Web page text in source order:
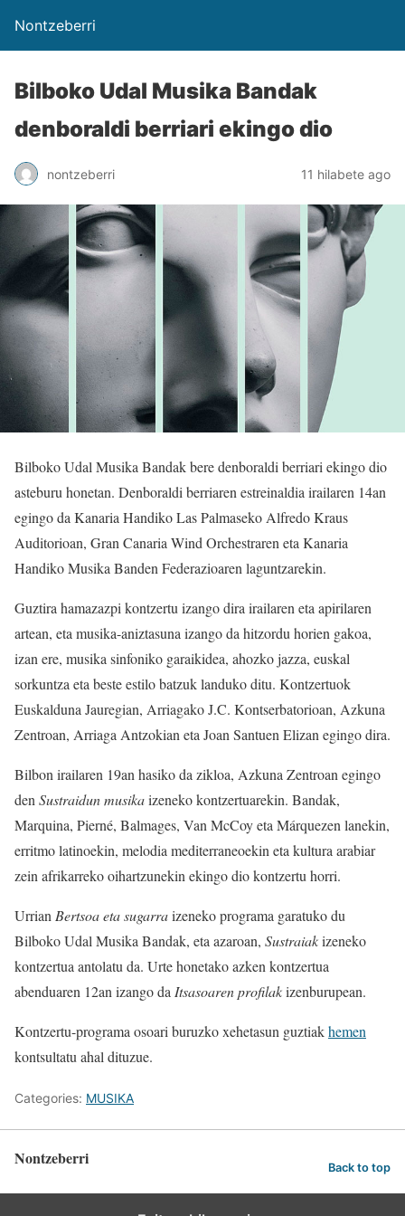
Nontzeberri
Bilboko Udal Musika Bandak
denboraldi berriari ekingo dio
nontzeberri 11 hilabete ago
Bilboko Udal Musika Bandak bere denboraldi berriari ekingo dio
asteburu honetan. Denboraldi berriaren estreinaldia irailaren 14an
egingo da Kanaria Handiko Las Palmaseko Alfredo Kraus
Auditorioan, Gran Canaria Wind Orchestraren eta Kanaria
Handiko Musika Banden Federazioaren laguntzarekin.
Guztira hamazazpi kontzertu izango dira irailaren eta apirilaren
artean, eta musika-aniztasuna izango da hitzordu horien gakoa,
izan ere, musika sinfoniko garaikidea, ahozko jazza, euskal
sorkuntza eta beste estilo batzuk landuko ditu. Kontzertuok
Euskalduna Jauregian, Arriagako J.C. Kontserbatorioan, Azkuna
Zentroan, Arriaga Antzokian eta Joan Santuen Elizan egingo dira.
Bilbon irailaren 19an hasiko da zikloa, Azkuna Zentroan egingo
denSustraidun musikaizeneko kontzertuarekin. Bandak,
Marquina, Pierné, Balmages, Van McCoy eta Márquezen lanekin,
erritmo latinoekin, melodia mediterraneoekin eta kultura arabiar
zein afrikarreko oihartzunekin ekingo dio kontzertu horri.
UrrianBertsoa eta sugarraizeneko programa garatuko du
Bilboko Udal Musika Bandak, eta azaroan, Sustraiakizeneko
kontzertua antolatu da. Urte honetako azken kontzertua
abenduaren 12an izango daItsasoaren profilakizenburupean.
Kontzertu-programa osoari buruzko xehetasun guztiakhemen
kontsultatu ahal dituzue.
Categories: MUSIKA
Nontzeberri Back to top